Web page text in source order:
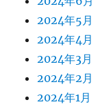
2024年5月
2024年4月
2024年3月
2024年2月
2024年1月